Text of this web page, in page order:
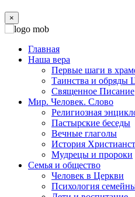
×
Главная
Наша вера
Первые шаги в
Таинства и обряды
Священное Писание
Мир. Человек. Слово
Религиозная
Пастырские беседы
Вечные глаголы
История
Мудрецы и пророки
Семья и общество
Человек в Церкви
Психология